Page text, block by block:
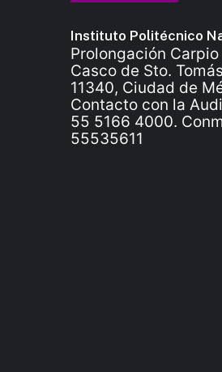
Instituto Politécnico
Prolongación
Casco de Sto.
11340, Ciudad de
Contacto con la
55 5166 4000.
55535611